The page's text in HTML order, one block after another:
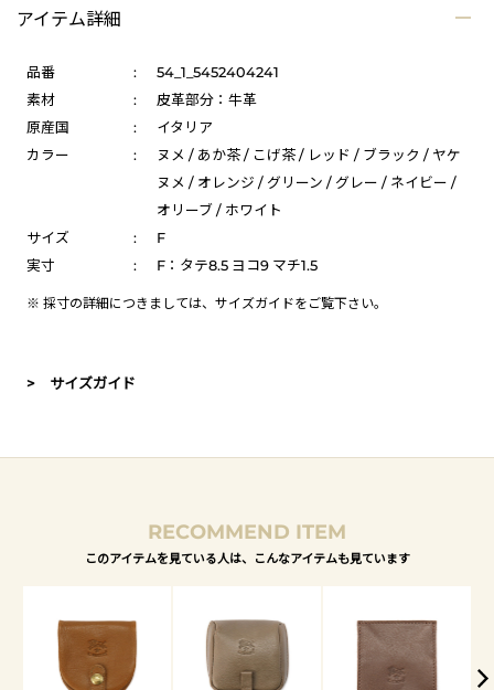
アイテム詳細
品番 :
54_1_5452404241
素材
:
皮革部分：牛革
原産国
:
イタリア
カラー
:
ヌメ / あか茶 / こげ茶 / レッド / ブラック / ヤケ
ヌメ / オレンジ / グリーン / グレー / ネイビー /
オリーブ / ホワイト
サイズ
:
F
実寸
: F：タテ8.5 ヨコ9 マチ1.5
※ 採寸の詳細につきましては、 サイズガイドをご覧下さい。
> サイズガイド
RECOMMEND ITEM
このアイテムを見ている人は、こんなアイテムも見ています